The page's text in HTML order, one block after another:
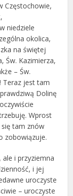
Częstochowie,
niedziele
okolica,
na świętej
Św. Kazimierza,
– Św.
Teraz jest tam
Dolinę
Wprost
tam znów
zobowiązuje.
i przyziemna
i jej
uroczyste
– uroczyste